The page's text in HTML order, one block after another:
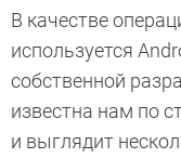
В качестве
используется
собственной
известна нам по
и выглядит